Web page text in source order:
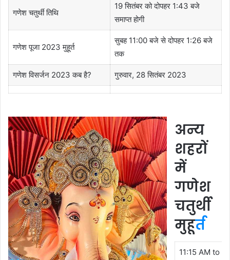
गणेश चतुर्थी तिथि
19 सितंबर को दोपहर 1:43 बजे
समाप्त होगी
गणेश पूजा 2023 मुहूर्त
सुबह 11:00 बजे से दोपहर 1:26 बजे
तक
गणेश विसर्जन 2023 कब है? गुरुवार, 28 सितंबर 2023
अन्य
शहरों
में
गणेश
चतुर्थी
मुहूर्त
11:15 AM to